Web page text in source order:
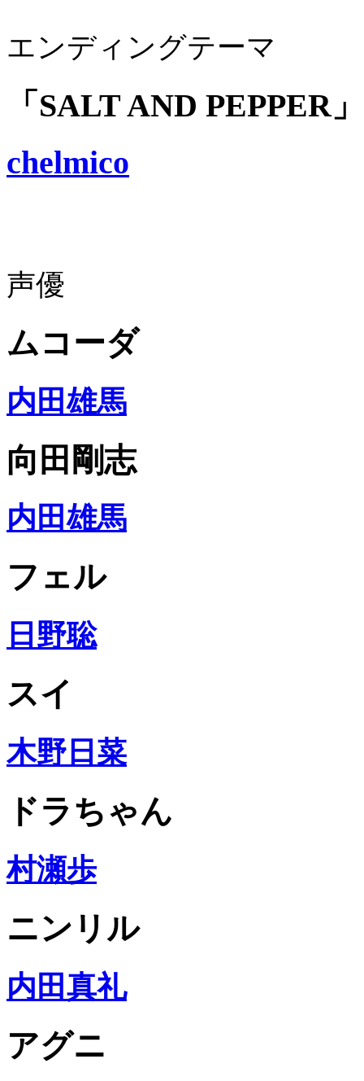
エンディングテーマ
「SALT AND PEPPER」
chelmico
声優
ムコーダ
内田雄馬
向田剛志
内田雄馬
フェル
日野聡
スイ
木野日菜
ドラちゃん
村瀬歩
ニンリル
内田真礼
アグニ